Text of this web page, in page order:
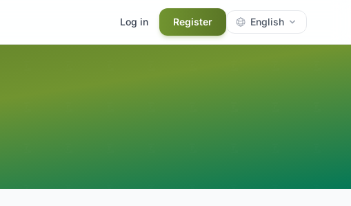
Log in Register English